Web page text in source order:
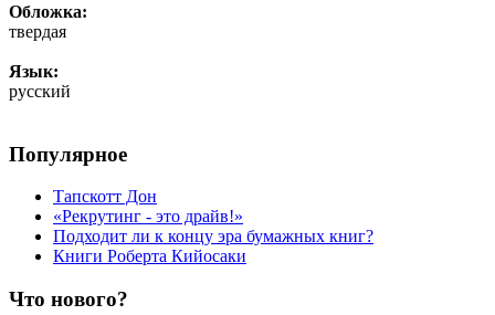
Обложка:
твердая
Язык:
русский
Популярное
Тапскотт Дон
«Рекрутинг - это драйв!»
Подходит ли к концу эра бумажных книг?
Книги Роберта Кийосаки
Что нового?